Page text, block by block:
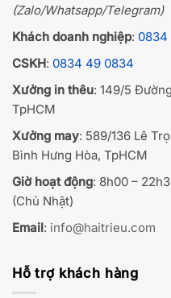
(Zalo/Whatsapp/Telegram)
Khách doanh nghiệp: 0834
CSKH: 0834 49 0834
Xưởng in thêu: 149/5
TpHCM
Xưởng may: 589/136 Lê
Bình Hưng Hòa, TpHCM
Giờ hoạt động: 8h00 –
(Chủ Nhật)
Email: info@haitrieu.com
Hỗ trợ khách hàng